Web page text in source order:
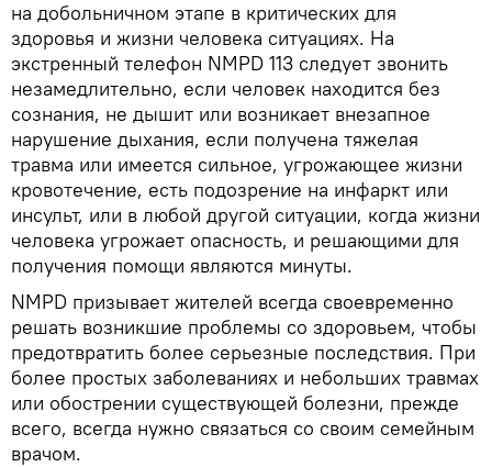
на добольничном этапе в критических для
здоровья и жизни человека ситуациях. На
экстренный телефон NMPD 113 следует звонить
незамедлительно, если человек находится без
сознания, не дышит или возникает внезапное
нарушение дыхания, если получена тяжелая
травма или имеется сильное, угрожающее жизни
кровотечение, есть подозрение на инфаркт или
инсульт, или в любой другой ситуации, когда жизни
человека угрожает опасность, и решающими для
получения помощи являются минуты.
NMPD призывает жителей всегда своевременно
решать возникшие проблемы со здоровьем, чтобы
предотвратить более серьезные последствия. При
более простых заболеваниях и небольших травмах
или обострении существующей болезни, прежде
всего, всегда нужно связаться со своим семейным
врачом.